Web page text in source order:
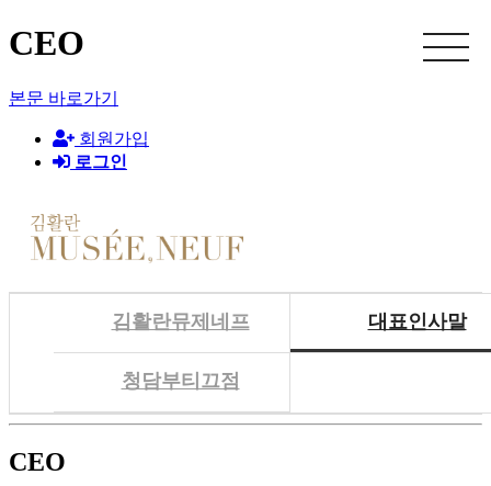
CEO
본문 바로가기
회원가입
로그인
김활란뮤제네프 대표인사말
청담부티끄점
CEO